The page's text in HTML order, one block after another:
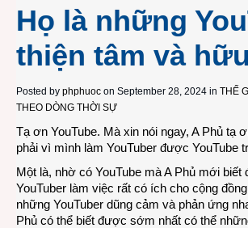
Họ là những
thiện tâm và
Posted by phphuoc on September 28, 2024 in THẾ
THEO DÒNG THỜI SỰ
Tạ ơn YouTube. Mà xin nói ngay, A Phủ tạ
phải vì mình làm YouTuber được YouTube
Một là, nhờ có YouTube mà A Phủ mới
YouTuber làm việc rất có ích cho cộng
những YouTuber dũng cảm và phản ứng
Phủ có thể biết được sớm nhất có thể